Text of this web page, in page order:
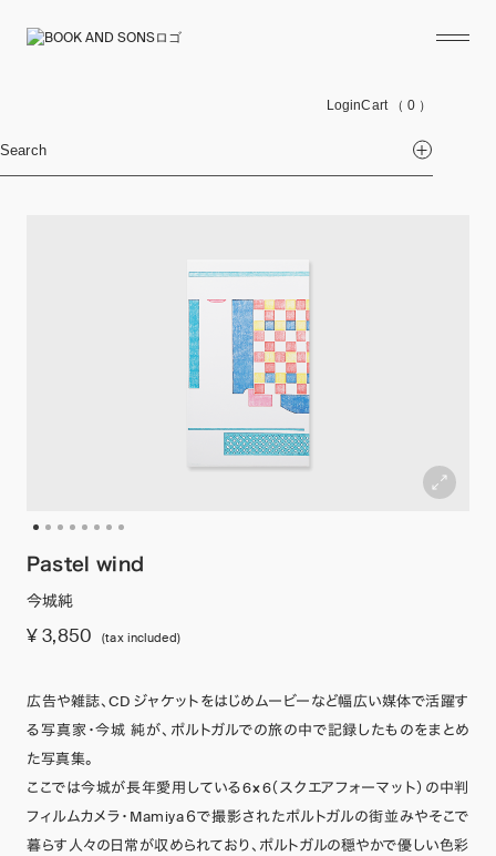
LoginCart （ 0 ）
Search
Pastel wind
今城純
¥ 3,850 (tax included)
広告や雑誌、CD ジャケットをはじめムービーなど幅広い媒体で活躍す
る写真家・今城 純が、ポルトガルでの旅の中で記録したものをまとめ
た写真集。
ここでは今城が長年愛用している6×6（スクエアフォーマット）の中判
フィルムカメラ・Mamiya６で撮影されたポルトガルの街並みやそこで
暮らす人々の日常が収められており、ポルトガルの穏やかで優しい色彩